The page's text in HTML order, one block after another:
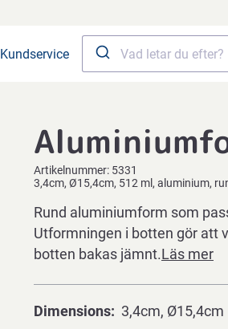
Kundservice
Artikelnummer: 5331
3,4cm, Ø15,4cm, 512 ml, aluminium,
Rund aluminiumform som
Utformningen i botten gör att
botten bakas jämnt.Läs mer
Dimensions
3,4cm, Ø15,4cm